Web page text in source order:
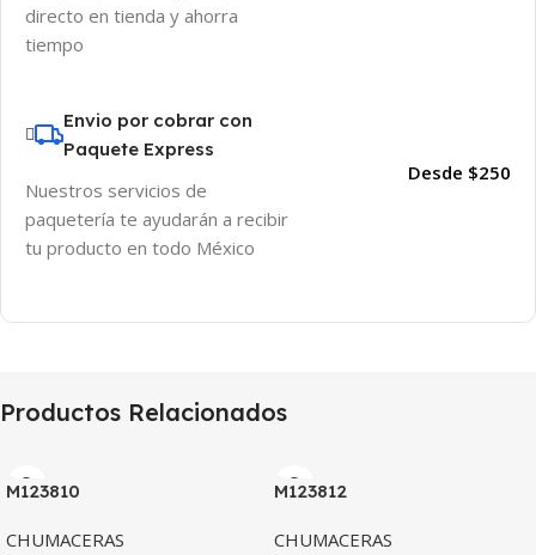
directo en tienda y ahorra
tiempo
Envio por cobrar con
Paquete Express
Nuestros servicios de
paquetería te ayudarán a recibir
tu producto en todo México
Desde $250
Productos Relacionados
M123810
CHUMACERAS
M123812
CHUMACERAS